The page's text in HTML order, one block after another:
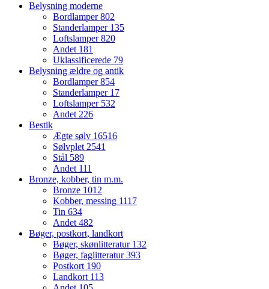
Belysning moderne
Bordlamper802
Standerlamper 135
Loftslamper820
Andet 181
Uklassificerede 79
Belysning ældre og antik
Bordlamper854
Standerlamper 17
Loftslamper 532
Andet226
Bestik
Ægte sølv 16516
Sølvplet2541
Stål 589
Andet 111
Bronze, kobber, tin m.m.
Bronze 1012
Kobber, messing 1117
Tin 634
Andet482
Bøger, postkort, landkort
Bøger, skønlitteratur 132
Bøger, faglitteratur393
Postkort 190
Landkort 113